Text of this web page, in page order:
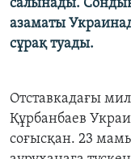
салынады.
азаматы
сұрақ туады.
Отставкадағы
Құрбанбаев
соғысқан. 23